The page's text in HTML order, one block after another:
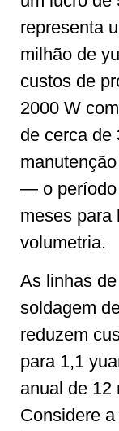
representa
milhão de
custos de
2000 W
de cerca de
— o período
meses para
volumetria.
As linhas
soldagem
reduzem
para 1,1
anual de 12
Considere